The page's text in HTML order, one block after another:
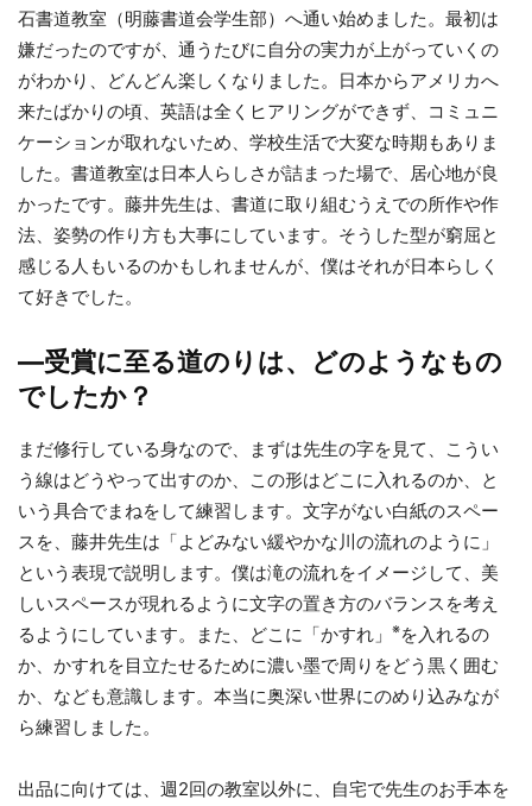
石書道教室（明藤書道会学生部）へ通い始めました。最初は
嫌だったのですが、通うたびに自分の実力が上がっていくの
がわかり、どんどん楽しくなりました。日本からアメリカへ
来たばかりの頃、英語は全くヒアリングができず、コミュニ
ケーションが取れないため、学校生活で大変な時期もありま
した。書道教室は日本人らしさが詰まった場で、居心地が良
かったです。藤井先生は、書道に取り組むうえでの所作や作
法、姿勢の作り方も大事にしています。そうした型が窮屈と
感じる人もいるのかもしれませんが、僕はそれが日本らしく
て好きでした。
—受賞に至る道のりは、どのようなもの
でしたか？
まだ修行している身なので、まずは先生の字を見て、こうい
う線はどうやって出すのか、この形はどこに入れるのか、と
いう具合でまねをして練習します。文字がない白紙のスペー
スを、藤井先生は「よどみない緩やかな川の流れのように」
という表現で説明します。僕は滝の流れをイメージして、美
しいスペースが現れるように文字の置き方のバランスを考え
るようにしています。また、どこに「かすれ」
※を入れるの
か、かすれを目立たせるために濃い墨で周りをどう黒く囲む
か、なども意識します。本当に奥深い世界にのめり込みなが
ら練習しました。
出品に向けては、週2回の教室以外に、自宅で先生のお手本を